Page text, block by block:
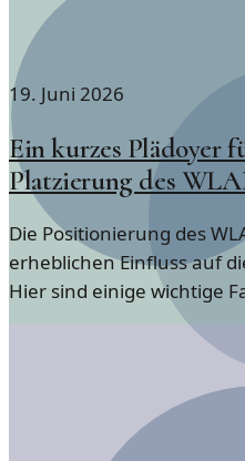
19. Juni 2026
Ein kurzes Plädoyer
Platzierung des
Die Positionierung des
erheblichen Einfluss auf
Hier sind einige wichtige